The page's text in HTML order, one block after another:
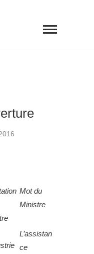
Mot du
Ministre
L’assistan
ce